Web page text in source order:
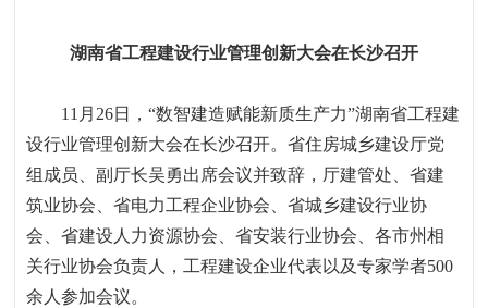
湖南省工程建设行业管理创新大会在长沙召开
11 月 26日 ，“数智建造赋能新质生产力”湖南省工程建
设行业管理创新大会在长沙召开。省住房城乡建设厅党
组成员、副厅长吴勇出席会议并致辞 ， 厅建管处、省建
筑业协会、省电力工程企业协会、省城乡建设行业协
会、省建设人力资源协会、省安装行业协会、各市州相
关行业协会负责人
， 工程建设企业代表以及专家学者500
余人参加会议。